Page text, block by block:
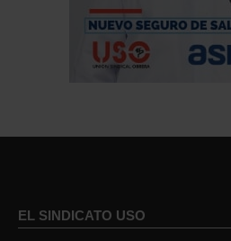
EL SINDICATO USO